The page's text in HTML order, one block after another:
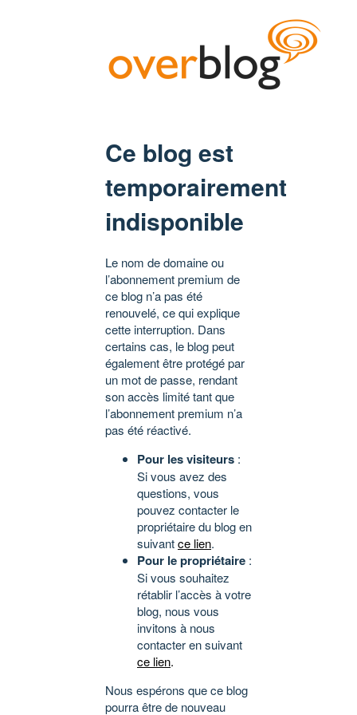
Ce blog est
temporairement
indisponible
Le nom de domaine ou
l’abonnement premium de
ce blog n’a pas été
renouvelé, ce qui explique
cette interruption. Dans
certains cas, le blog peut
également être protégé par
un mot de passe, rendant
son accès limité tant que
l’abonnement premium n’a
pas été réactivé.
Pour les visiteurs :
Si vous avez des
questions, vous
pouvez contacter le
propriétaire du blog en
suivantce lien.
Pour le propriétaire :
Si vous souhaitez
rétablir l’accès à votre
blog, nous vous
invitons à nous
contacter en suivant
ce lien.
Nous espérons que ce blog
pourra être de nouveau